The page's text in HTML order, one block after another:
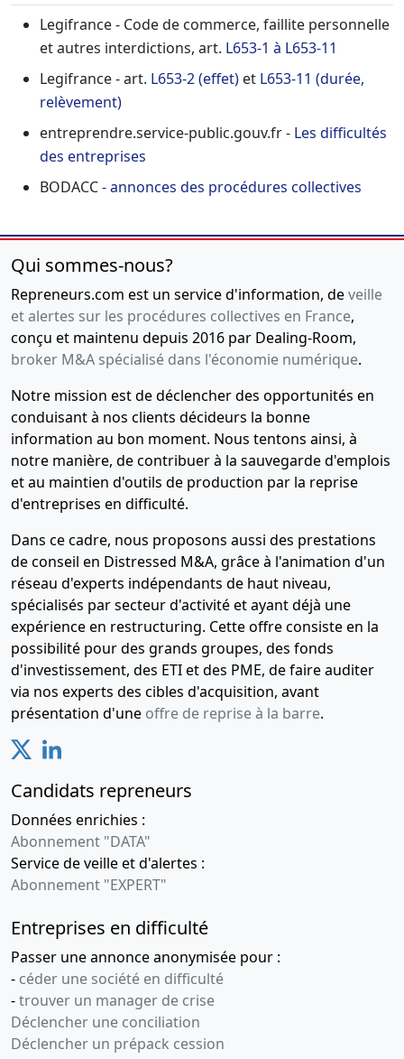
Legifrance - Code de commerce, faillite personnelle
et autres interdictions, art. L653-1 à L653-11
Legifrance - art. L653-2 (effet) et L653-11 (durée,
relèvement)
entreprendre.service-public.gouv.fr - Les difficultés
des entreprises
BODACC -annonces des procédures collectives
Qui sommes-nous?
Repreneurs.com est un service d'information, deveille
et alertes sur les procédures collectives en France,
conçu et maintenu depuis 2016 par Dealing-Room,
broker M&A spécialisé dans l'économie numérique.
Notre mission est de déclencher des opportunités en
conduisant à nos clients décideurs la bonne
information au bon moment. Nous tentons ainsi, à
notre manière, de contribuer à la sauvegarde d'emplois
et au maintien d'outils de production par la reprise
d'entreprises en difficulté.
Dans ce cadre, nous proposons aussi des prestations
de conseil en Distressed M&A, grâce à l'animation d'un
réseau d'experts indépendants de haut niveau,
spécialisés par secteur d'activité et ayant déjà une
expérience en restructuring. Cette offre consiste en la
possibilité pour des grands groupes, des fonds
d'investissement, des ETI et des PME, de faire auditer
via nos experts des cibles d'acquisition, avant
présentation d'une offre de reprise à la barre.
Candidats repreneurs
Données enrichies :
Abonnement "DATA"
Service de veille et d'alertes :
Abonnement "EXPERT"
Entreprises en difficulté
Passer une annonce anonymisée pour :
- céder une société en difficulté
-trouver un manager de crise
Déclencher une conciliation
Déclencher un prépack cession